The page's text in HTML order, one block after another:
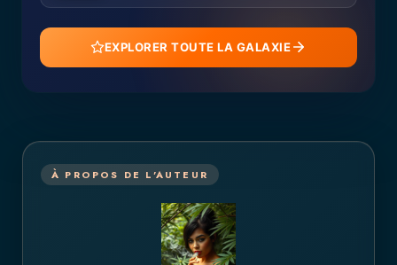
EXPLORER TOUTE LA GALAXIE
À PROPOS DE L'AUTEUR